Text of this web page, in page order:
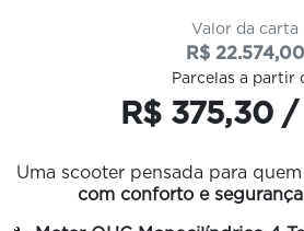
Valor da carta
R$ 22.574,00
Parcelas a partir
R$ 375,30
Uma scooter pensada para
com conforto e